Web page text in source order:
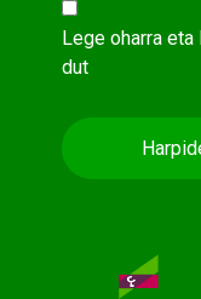
Lege oharraeta
dut